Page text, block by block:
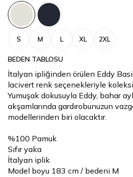
S M L XL 2XL
BEDEN TABLOSU
İtalyan ipliğinden örülen Eddy
lacivert renk seçenekleriyle
Yumuşak dokusuyla Eddy, bahar
akşamlarında gardırobunuzun
modellerinden biri olacaktır.
%100 Pamuk
Sıfır yaka
İtalyan iplik
Model boyu 183 cm / bedeni M